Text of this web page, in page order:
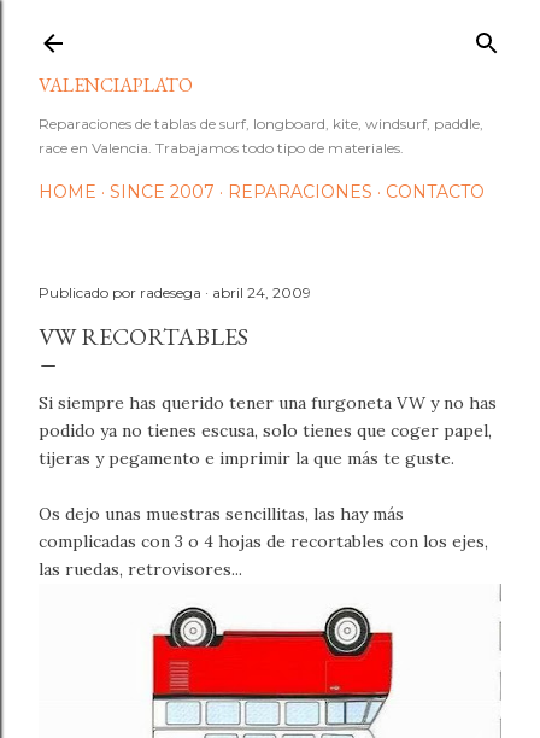
VALENCIAPLATO
Reparaciones de tablas de surf, longboard, kite, windsurf, paddle,
race en Valencia. Trabajamos todo tipo de materiales.
HOME SINCE 2007 REPARACIONES CONTACTO
Publicado por radesega abril 24, 2009
VW RECORTABLES
Si siempre has querido tener una furgoneta VW y no has
podido ya no tienes escusa, solo tienes que coger papel,
tijeras y pegamento e imprimir la que más te guste.
Os dejo unas muestras sencillitas, las hay más
complicadas con 3 o 4 hojas de recortables con los ejes,
las ruedas, retrovisores...